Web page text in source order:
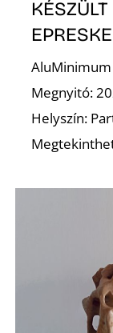
AluMinimum
Megnyitó:
Helyszín: